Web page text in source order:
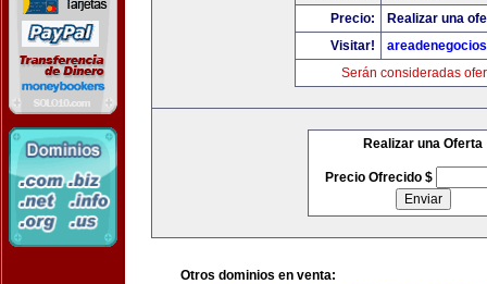
Precio:
Realizar una
Visitar!
Serán consideradas
Realizar una Oferta
Precio Ofrecido $
Otros dominios en venta: